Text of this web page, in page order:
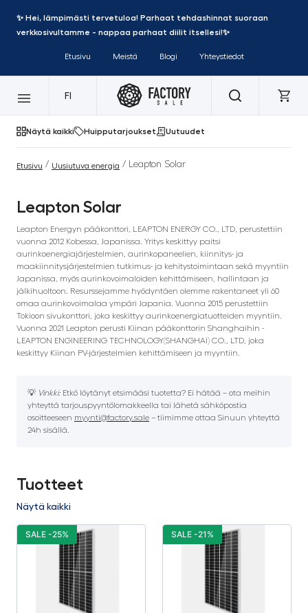
✨ Hei, lämpimästi tervetuloa! Parhaat tehdashinnat suoraan
verkkosivultamme - nappaa parhaat diilit itsellesi!✨
Etusivu Meistä Blogi Yhteystiedot
FI
Näytä kaikki Huipputarjoukset Uutuudet
Etusivu / Uusiutuva energia / Leapton Solar
Leapton Solar
Leapton Energyn pääkonttori, LEAPTON ENERGY CO., LTD, perustettiin
vuonna 2012 Kobessa, Japanissa. Yritys keskittyy paitsi
aurinkoenergiajärjestelmien, aurinkopaneelien, kiinnitys- ja
maakiinnitysjärjestelmien tutkimus- ja kehitystoimintaan sekä myyntiin
Japanissa, myös aurinkovoimaloiden kehittämiseen, hallintaan ja
jälkihuoltoon. Resurssejamme hyödyntäen olemme rakentaneet yli 60
omaa aurinkovoimalaa ympäri Japania. Vuonna 2015 perustettiin
Tokioon sivukonttori, joka keskittyy aurinkoenergiatuotteiden myyntiin.
Vuonna 2021 Leapton perusti Kiinan pääkonttorin Shanghaihin -
LEAPTON ENGINEERING TECHNOLOGY(SHANGHAI) CO., LTD, joka
keskittyy Kiinan PV-järjestelmien kehittämiseen ja myyntiin.
💡 Vinkki: Etkö löytänyt etsimääsi tuotetta? Ei hätää – ota meihin
yhteyttä tarjouspyyntölomakkeella tai lähetä sähköpostia
osoitteeseen myynti@factory.sale – tiimimme ottaa Sinuun yhteyttä
24h sisällä.
Tuotteet
Näytä kaikki
SALE -25% SALE -21%